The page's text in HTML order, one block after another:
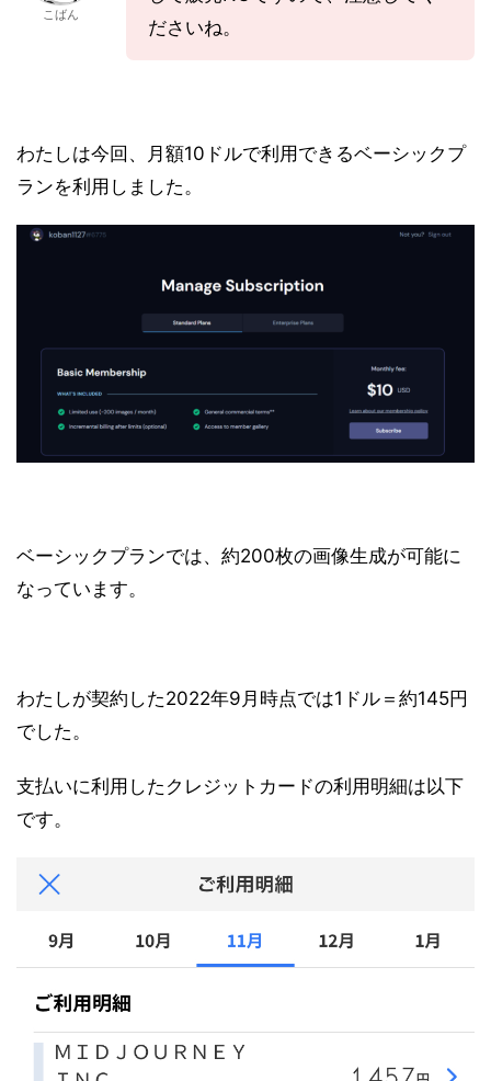
こばん
ださいね。
わたしは今回、月額10ドルで利用できるベーシックプ
ランを利用しました。
ベーシックプランでは、約200枚の画像生成が可能に
なっています。
わたしが契約した2022年9月時点では1ドル＝約145円
でした。
支払いに利用したクレジットカードの利用明細は以下
です。